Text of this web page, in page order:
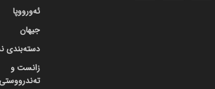
ئەورووپا
جیهان
دسته‌بندی
زانست و
تەندرووستی